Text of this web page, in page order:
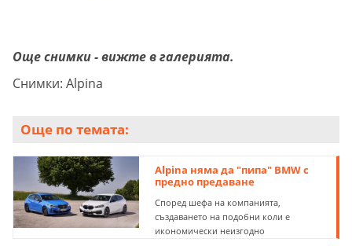
Още снимки - вижте в галерията.
Снимки: Alpina
Още по темата:
Alpina няма да "пипа" BMW с
предно предаване
Според шефа на компанията,
създаването на подобни коли е
икономически неизгодно